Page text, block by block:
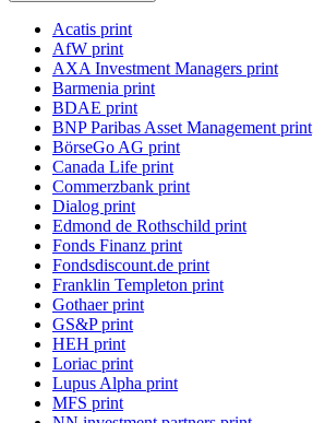
Acatis print
AfW print
AXA Investment Managers print
Barmenia print
BDAE print
BNP Paribas Asset Management print
BörseGo AG print
Canada Life print
Commerzbank print
Dialog print
Edmond de Rothschild print
Fonds Finanz print
Fondsdiscount.de print
Franklin Templeton print
Gothaer print
GS&P print
HEH print
Loriac print
Lupus Alpha print
MFS print